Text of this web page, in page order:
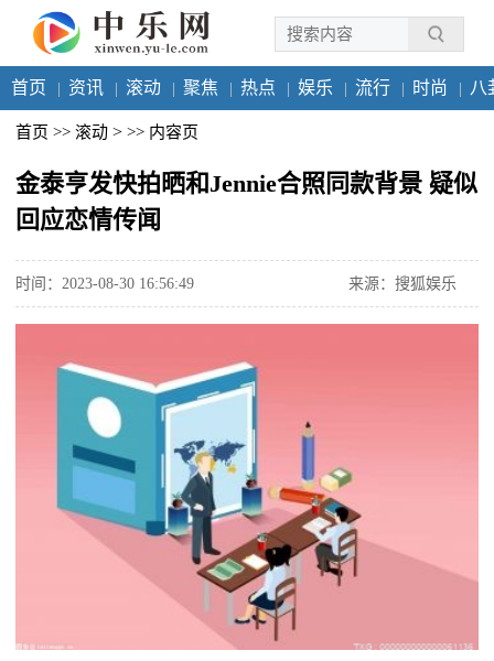
首页 资讯 滚动 聚焦 热点 娱乐 流行 时尚 八
首页 >> 滚动 > >> 内容页
金泰亨发快拍晒和Jennie合照同款背景 疑似
回应恋情传闻
时间：2023-08-30 16:56:49 来源：搜狐娱乐